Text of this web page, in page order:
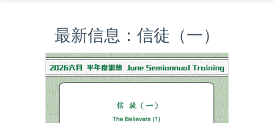
最新信息：信徒（一）